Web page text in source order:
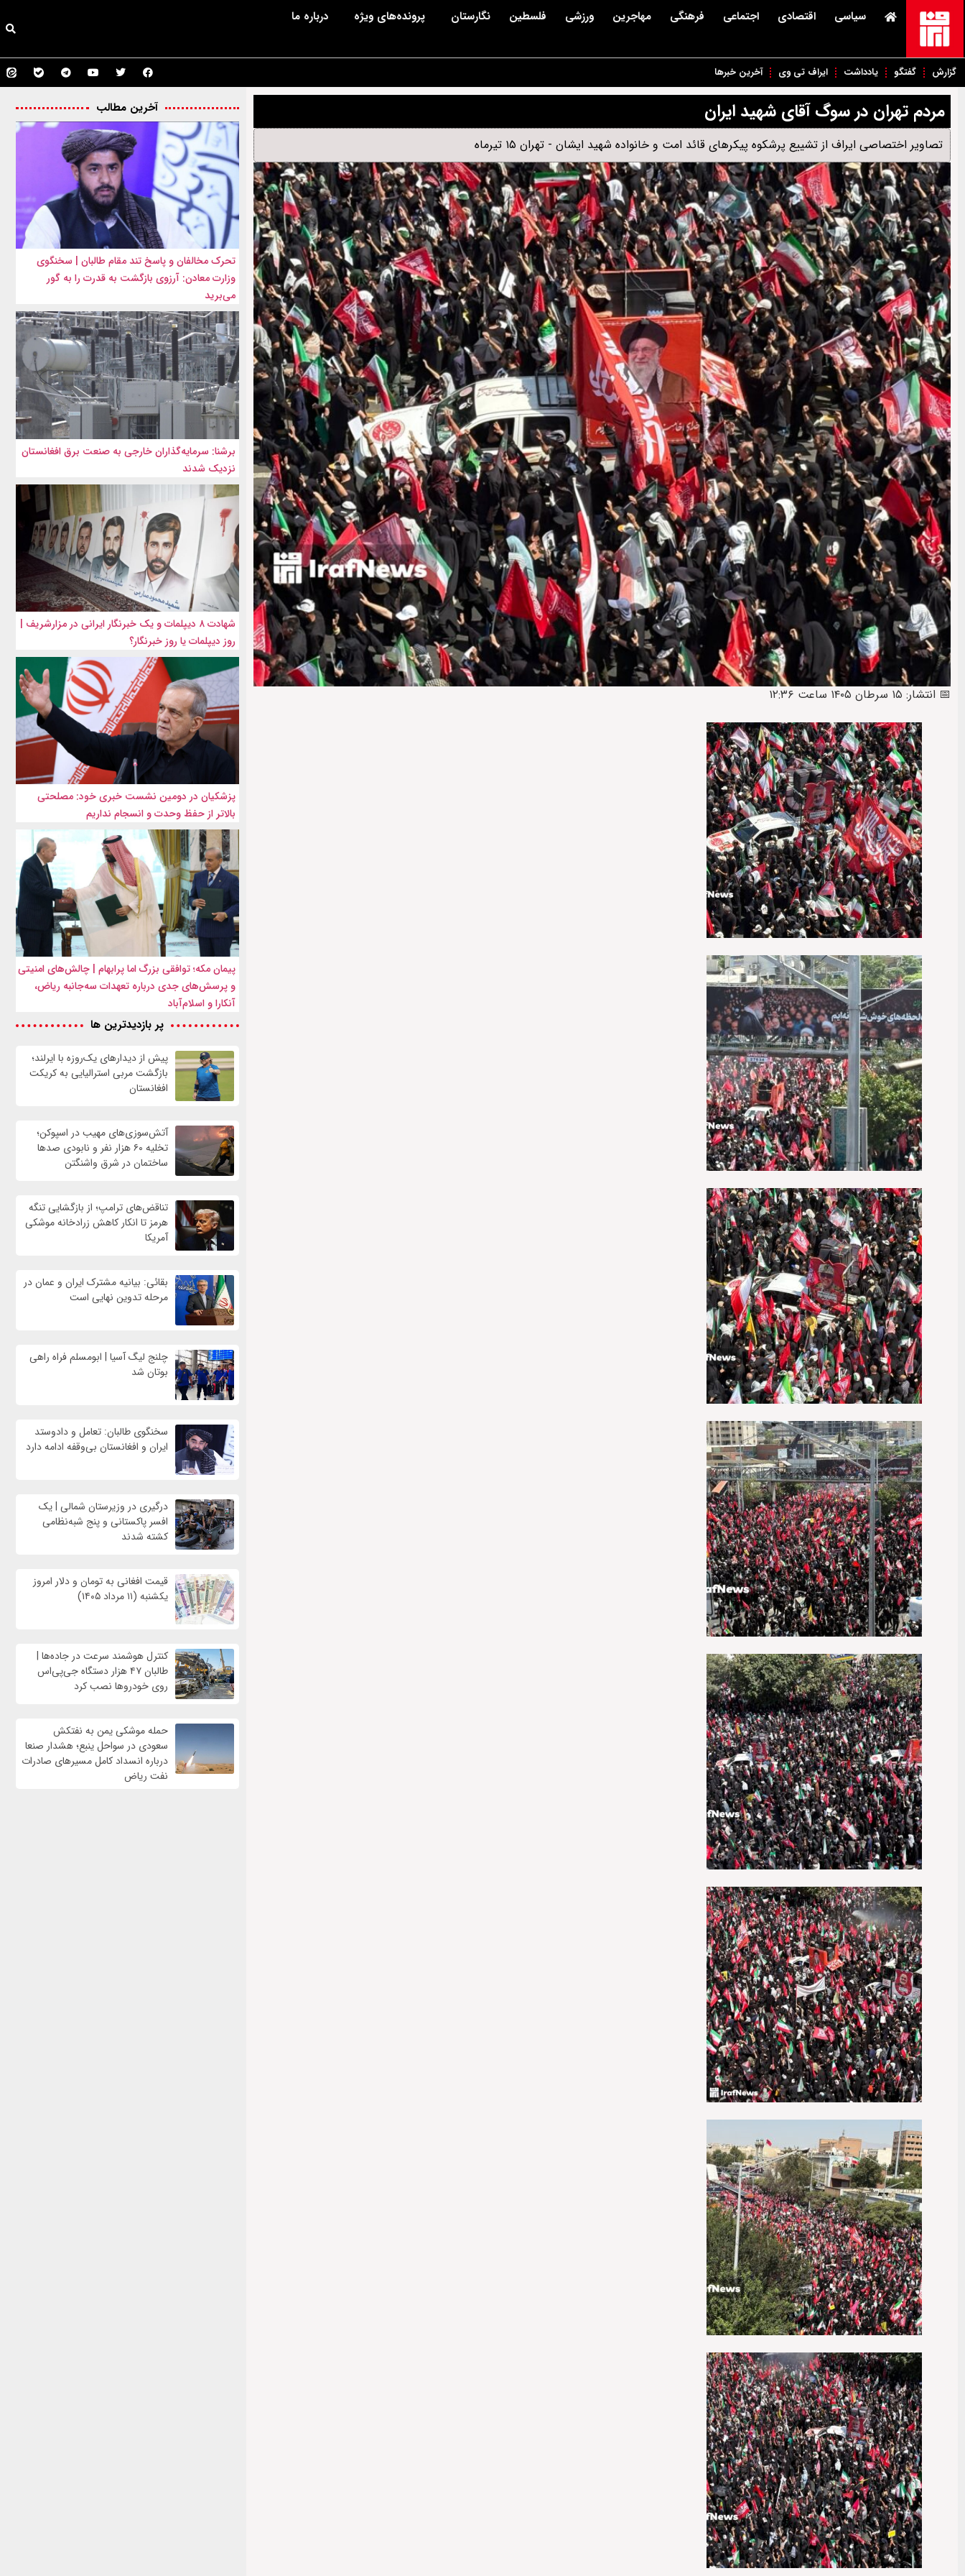
سیاسی اقتصادی اجتماعی فرهنگی مهاجرین ورزشی فلسطین نگارستان پرونده‌های ویژه درباره ما
گزارش گفتگو یادداشت ایراف تی وی آخرین خبرها
مردم تهران در سوگ آقای شهید ایران
تصاویر اختصاصی ایراف از تشییع پرشکوه پیکرهای قائد امت و خانواده شهید ایشان - تهران ۱۵ تیرماه
📅 انتشار: ۱۵ سرطان ۱۴۰۵ ساعت ۱۲:۳۶
آخرین مطالب
تحرک مخالفان و پاسخ تند مقام طالبان | سخنگوی
وزارت معادن: آرزوی بازگشت به قدرت را به گور
می‌برید
برشنا: سرمایه‌گذاران خارجی به صنعت برق افغانستان
نزدیک شدند
شهادت ۸ دیپلمات و یک خبرنگار ایرانی در مزارشریف |
روز دیپلمات یا روز خبرنگار؟
پزشکیان در دومین نشست خبری خود: مصلحتی
بالاتر از حفظ وحدت و انسجام نداریم
پیمان مکه؛ توافقی بزرگ اما پرابهام | چالش‌های امنیتی
و پرسش‌های جدی درباره تعهدات سه‌جانبه ریاض،
آنکارا و اسلام‌آباد
پر بازدیدترین ها
پیش از دیدارهای یک‌روزه با ایرلند؛
بازگشت مربی استرالیایی به کریکت
افغانستان
آتش‌سوزی‌های مهیب در اسپوکن؛
تخلیه ۶۰ هزار نفر و نابودی صدها
ساختمان در شرق واشنگتن
تناقض‌های ترامپ؛ از بازگشایی تنگه
هرمز تا انکار کاهش زرادخانه موشکی
آمریکا
بقائی: بیانیه مشترک ایران و عمان در
مرحله تدوین نهایی است
چلنج لیگ آسیا | ابومسلم فراه راهی
بوتان شد
سخنگوی طالبان: تعامل و دادوستد
ایران و افغانستان بی‌وقفه ادامه دارد
درگیری در وزیرستان شمالی | یک
افسر پاکستانی و پنج شبه‌نظامی
کشته شدند
قیمت افغانی به تومان و دلار امروز
یکشنبه (۱۱ مرداد ۱۴۰۵)
کنترل هوشمند سرعت در جاده‌ها |
طالبان ۴۷ هزار دستگاه جی‌پی‌اس
روی خودروها نصب کرد
حمله موشکی یمن به نفتکش
سعودی در سواحل ینبع؛ هشدار صنعا
درباره انسداد کامل مسیرهای صادرات
نفت ریاض